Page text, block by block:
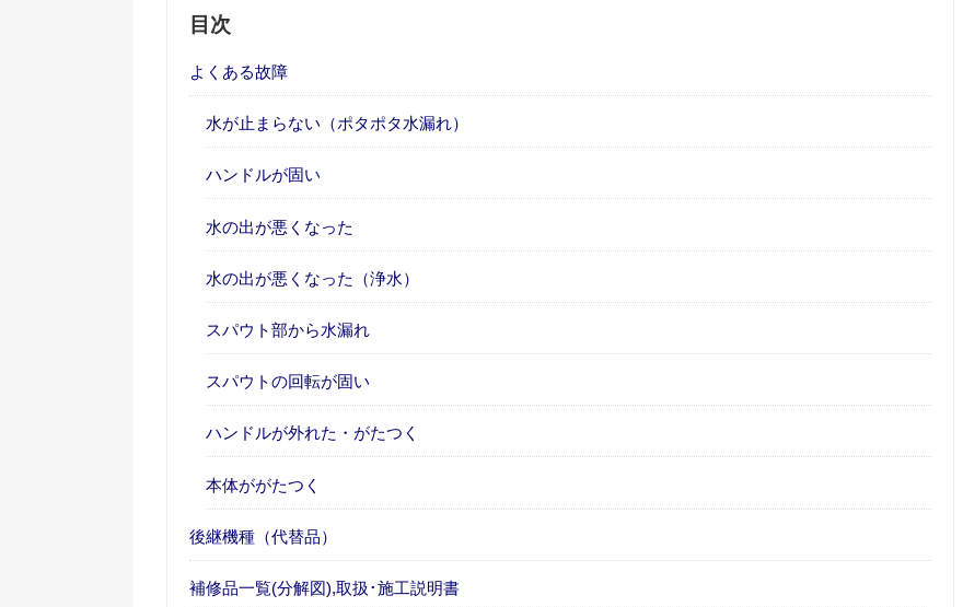
目次
よくある故障
水が止まらない（ポタポタ水漏れ）
ハンドルが固い
水の出が悪くなった
水の出が悪くなった（浄水）
スパウト部から水漏れ
スパウトの回転が固い
ハンドルが外れた・がたつく
本体ががたつく
後継機種（代替品）
補修品一覧(分解図),取扱･施工説明書